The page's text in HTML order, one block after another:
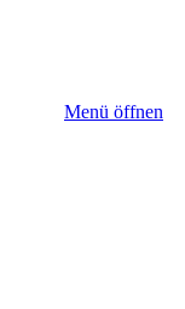
Menü öffnen